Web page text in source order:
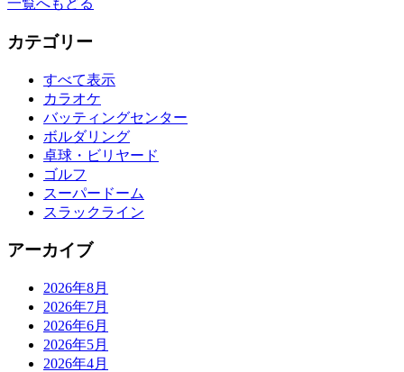
一覧へもどる
カテゴリー
すべて表示
カラオケ
バッティングセンター
ボルダリング
卓球・ビリヤード
ゴルフ
スーパードーム
スラックライン
アーカイブ
2026年8月
2026年7月
2026年6月
2026年5月
2026年4月